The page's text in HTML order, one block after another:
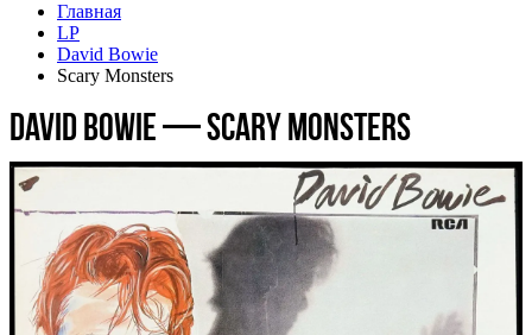
Главная
LP
David Bowie
Scary Monsters
David Bowie — Scary Monsters